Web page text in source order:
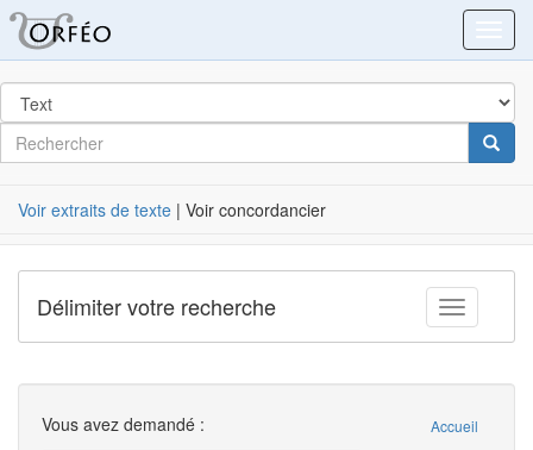
dans
Post
Label
Rechercher
Voir extraits de texte | Voir concordancier
Toggle
Délimiter votre recherche
Recherche Accueil
Vous avez demandé :